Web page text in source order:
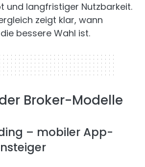
und langfristiger Nutzbarkeit.
zeigt klar, wann
bessere Wahl ist.
Broker-Modelle
– mobiler App-